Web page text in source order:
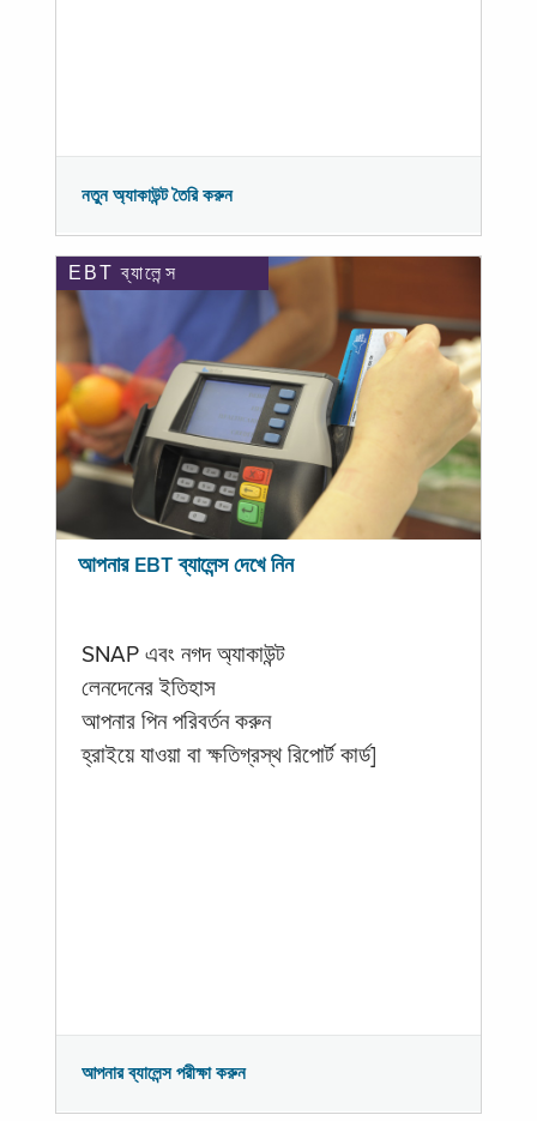
নতুন অ্যাকাউন্ট তৈরি করুন
EBT ব্যালেন্স
আপনার EBT ব্যালেন্স দেখে নিন
SNAP এবং নগদ অ্যাকাউন্ট
লেনদেনের ইতিহাস
আপনার পিন পরিবর্তন করুন
হ্রাইয়ে যাওয়া বা ক্ষতিগ্রস্থ রিপোর্ট কার্ড]
আপনার ব্যালেন্স পরীক্ষা করুন